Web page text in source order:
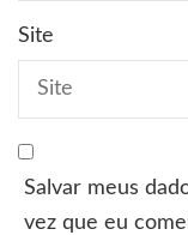
Site
Salvar meus
vez que eu